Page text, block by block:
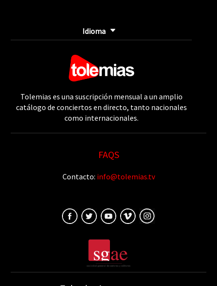
Idioma
Tolemias es una suscripción mensual a un amplio
catálogo de conciertos en directo, tanto nacionales
como internacionales.
FAQS
Contacto: info@tolemias.tv